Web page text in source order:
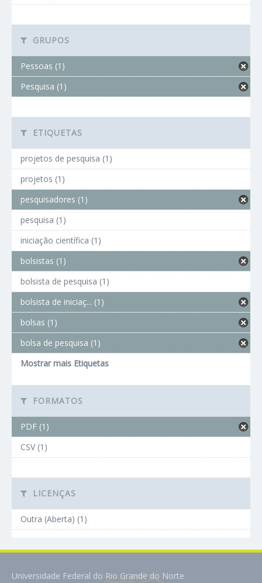
GRUPOS
Pessoas (1)
Pesquisa (1)
ETIQUETAS
projetos de pesquisa (1)
projetos (1)
pesquisadores (1)
pesquisa (1)
iniciação científica (1)
bolsistas (1)
bolsista de pesquisa (1)
bolsista de iniciaç... (1)
bolsas (1)
bolsa de pesquisa (1)
Mostrar mais Etiquetas
FORMATOS
PDF (1)
CSV (1)
LICENÇAS
Outra (Aberta) (1)
Universidade Federal do Rio Grande do Norte